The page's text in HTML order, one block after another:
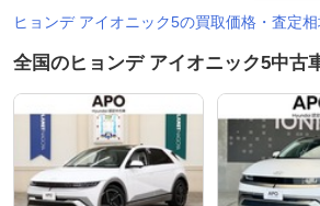
ヒョンデ アイオニック5の買取価格・査定
全国のヒョンデ アイオニック5中古